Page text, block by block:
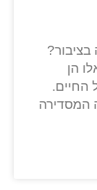
הן
החיים.
המסדירה